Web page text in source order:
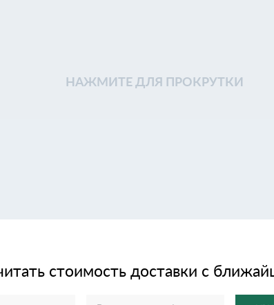
НАЖМИТЕ ДЛЯ ПРОКРУТКИ
стоимость доставки с